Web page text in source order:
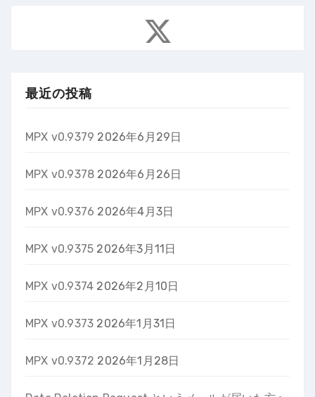
最近の投稿
MPX v0.9379 2026年6月29日
MPX v0.9378 2026年6月26日
MPX v0.9376 2026年4月3日
MPX v0.9375 2026年3月11日
MPX v0.9374 2026年2月10日
MPX v0.9373 2026年1月31日
MPX v0.9372 2026年1月28日